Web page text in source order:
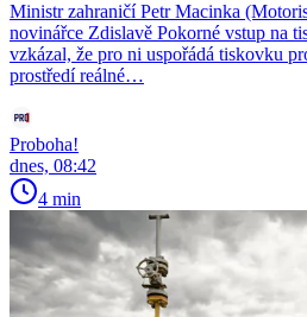
Ministr zahraničí Petr Macinka
novinářce Zdislavě Pokorné vstup na
vzkázal, že pro ni uspořádá tiskovku
prostředí reálné…
Proboha!
dnes, 08:42
4 min